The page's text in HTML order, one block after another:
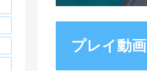
プレイ動画